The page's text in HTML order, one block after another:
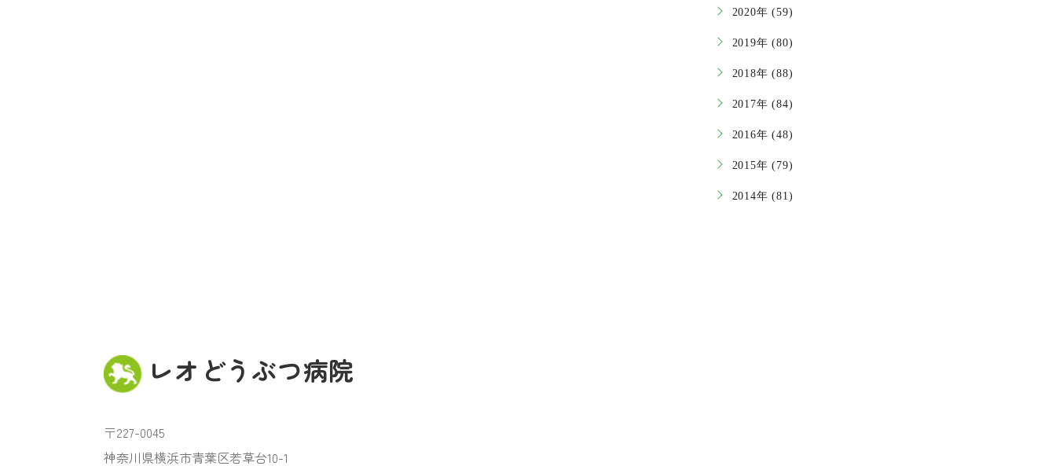
2020年 (59)
2019年 (80)
2018年 (88)
2017年 (84)
2016年 (48)
2015年 (79)
2014年 (81)
レオどうぶつ病院
〒227-0045
神奈川県横浜市青葉区若草台10-1